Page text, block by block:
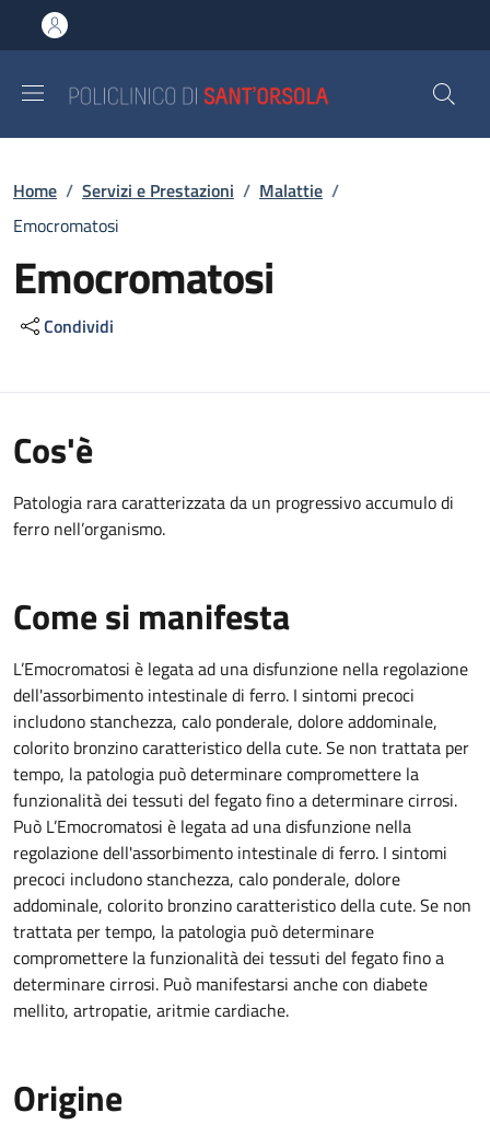
al contenuto principale
to footer content
Briciole di pane
Home / Servizi e Prestazioni / Malattie /
Emocromatosi
Emocromatosi
Condividi
Cos'è
Patologia rara caratterizzata da un progressivo accumulo di
ferro nell’organismo.
Come si manifesta
L’Emocromatosi è legata ad una disfunzione nella regolazione
dell'assorbimento intestinale di ferro. I sintomi precoci
includono stanchezza, calo ponderale, dolore addominale,
colorito bronzino caratteristico della cute. Se non trattata per
tempo, la patologia può determinare compromettere la
funzionalità dei tessuti del fegato fino a determinare cirrosi.
Può L’Emocromatosi è legata ad una disfunzione nella
regolazione dell'assorbimento intestinale di ferro. I sintomi
precoci includono stanchezza, calo ponderale, dolore
addominale, colorito bronzino caratteristico della cute. Se non
trattata per tempo, la patologia può determinare
compromettere la funzionalità dei tessuti del fegato fino a
determinare cirrosi. Può manifestarsi anche con diabete
mellito, artropatie, aritmie cardiache.
Origine